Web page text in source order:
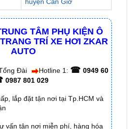
TÂM PHỤ KIỆN Ô
Đài Hotline 1:☎ 0949 60
0987 801 029
lắp đặt tận nơi tại Tp.HCM và
vấn tận nơi miễn phí, hàng hóa
( hay lỗi do nhà sản xuất ) =>